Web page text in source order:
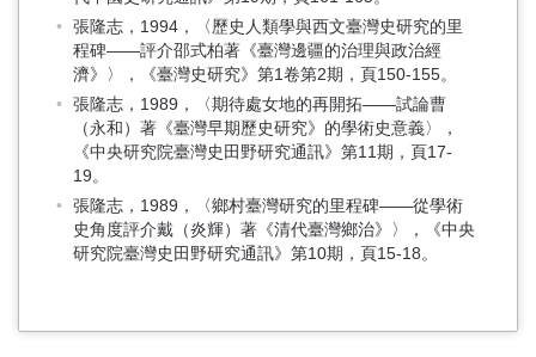
張隆志，1994，〈歷史人類學與西文臺灣史研究的里
程碑——評介邵式柏著《臺灣邊疆的治理與政治經
濟》〉，《臺灣史研究》第1卷第2期，頁150-155。
張隆志，1989，〈期待處女地的再開拓——試論曹
（永和）著《臺灣早期歷史研究》的學術史意義〉，
《中央研究院臺灣史田野研究通訊》第11期，頁17-
19。
張隆志，1989，〈鄉村臺灣研究的里程碑——從學術
史角度評介戴（炎輝）著《清代臺灣鄉治》〉，《中央
研究院臺灣史田野研究通訊》第10期，頁15-18。